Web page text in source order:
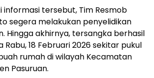
informasi tersebut, Tim Resmob
segera melakukan penyelidikan
Hingga akhirnya, tersangka berhasil
18 Februari 2026 sekitar pukul
rumah di wilayah Kecamatan
Pasuruan.